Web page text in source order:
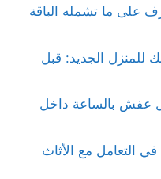
على ما تشمله الباقة
للمنزل الجديد: قبل
عفش بالساعة داخل
التعامل مع الأثاث